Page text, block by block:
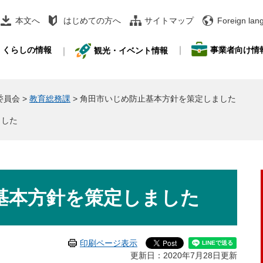
本文へ はじめての方へ サイトマップ Foreign
くらしの情報 観光・イベント情報 事業者向け情
員会 > 教育総務課 > 角田市いじめ防止基本方針を策定しました
た
本方針を策定しました
印刷ページ表示
更新日：2020年7月28日更新